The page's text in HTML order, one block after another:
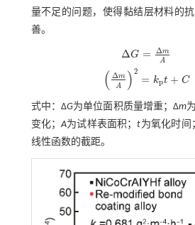
量不足的问题，使得黏结层材料的
善。
ΔG = Δm
A
ΔG= Δm A
( Δm
A
) 2
= kpt + C
Δ mA2 = pt+ C
式中：ΔG为单位面积质量增重；Δm
变化；A为试样表面积；t为氧化时间
线性函数的截距。